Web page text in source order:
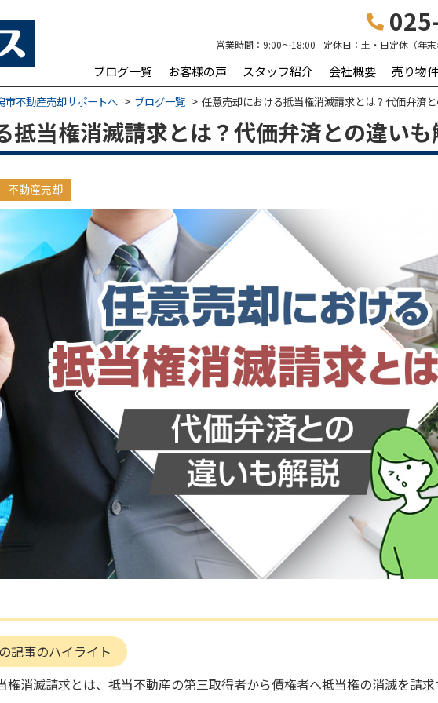
営業時間： 9:00～18:00 定休日： 土・日定休（年
ブログ一覧 お客様の声 スタッフ紹介 会社概要 売り物件
市不動産売却サポートへ ブログ一覧 任意売却における抵当権消滅請求とは？代価弁済
抵当権消滅請求とは？代価弁済との違い
不動産売却
記事のハイライト
消滅請求とは、抵当不動産の第三取得者から債権者へ抵当権の消滅を請